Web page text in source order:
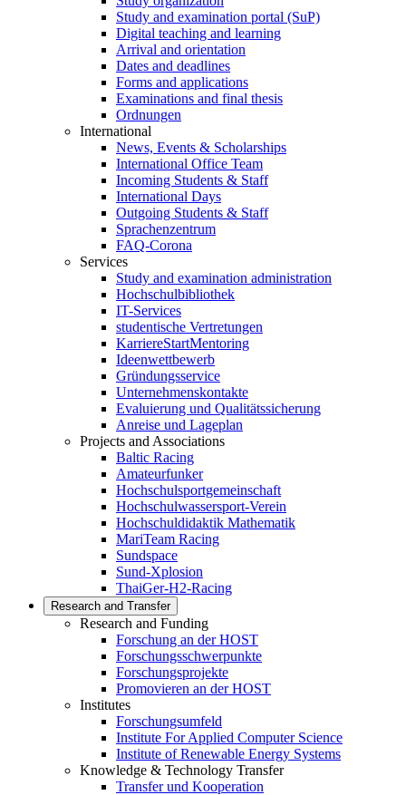
Study and examination portal (SuP)
Digital teaching and learning
Arrival and orientation
Dates and deadlines
Forms and applications
Examinations and final thesis
Ordnungen
International
News, Events & Scholarships
International Office Team
Incoming Students & Staff
International Days
Outgoing Students & Staff
Sprachenzentrum
FAQ-Corona
Services
Study and examination administration
Hochschulbibliothek
IT-Services
studentische Vertretungen
KarriereStartMentoring
Ideenwettbewerb
Gründungsservice
Unternehmenskontakte
Evaluierung und Qualitätssicherung
Anreise und Lageplan
Projects and Associations
Baltic Racing
Amateurfunker
Hochschulsportgemeinschaft
Hochschulwassersport-Verein
Hochschuldidaktik Mathematik
MariTeam Racing
Sundspace
Sund-Xplosion
ThaiGer-H2-Racing
Research and Transfer
Research and Funding
Forschung an der HOST
Forschungsschwerpunkte
Forschungsprojekte
Promovieren an der HOST
Institutes
Forschungsumfeld
Institute For Applied Computer Science
Institute of Renewable Energy Systems
Knowledge & Technology Transfer
Transfer und Kooperation